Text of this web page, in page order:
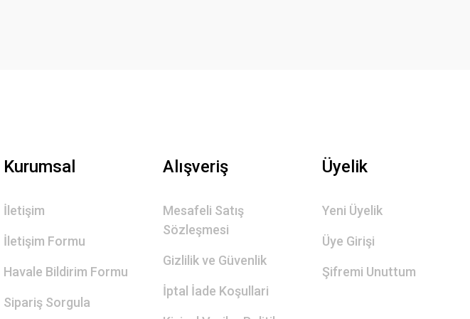
Kurumsal
İletişim
İletişim Formu
Havale Bildirim Formu
Sipariş Sorgula
Alışveriş
Mesafeli Satış
Sözleşmesi
Gizlilik ve Güvenlik
İptal İade Koşullari
Üyelik
Yeni Üyelik
Üye Girişi
Şifremi Unuttum